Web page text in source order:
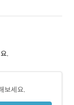
.
보세요.